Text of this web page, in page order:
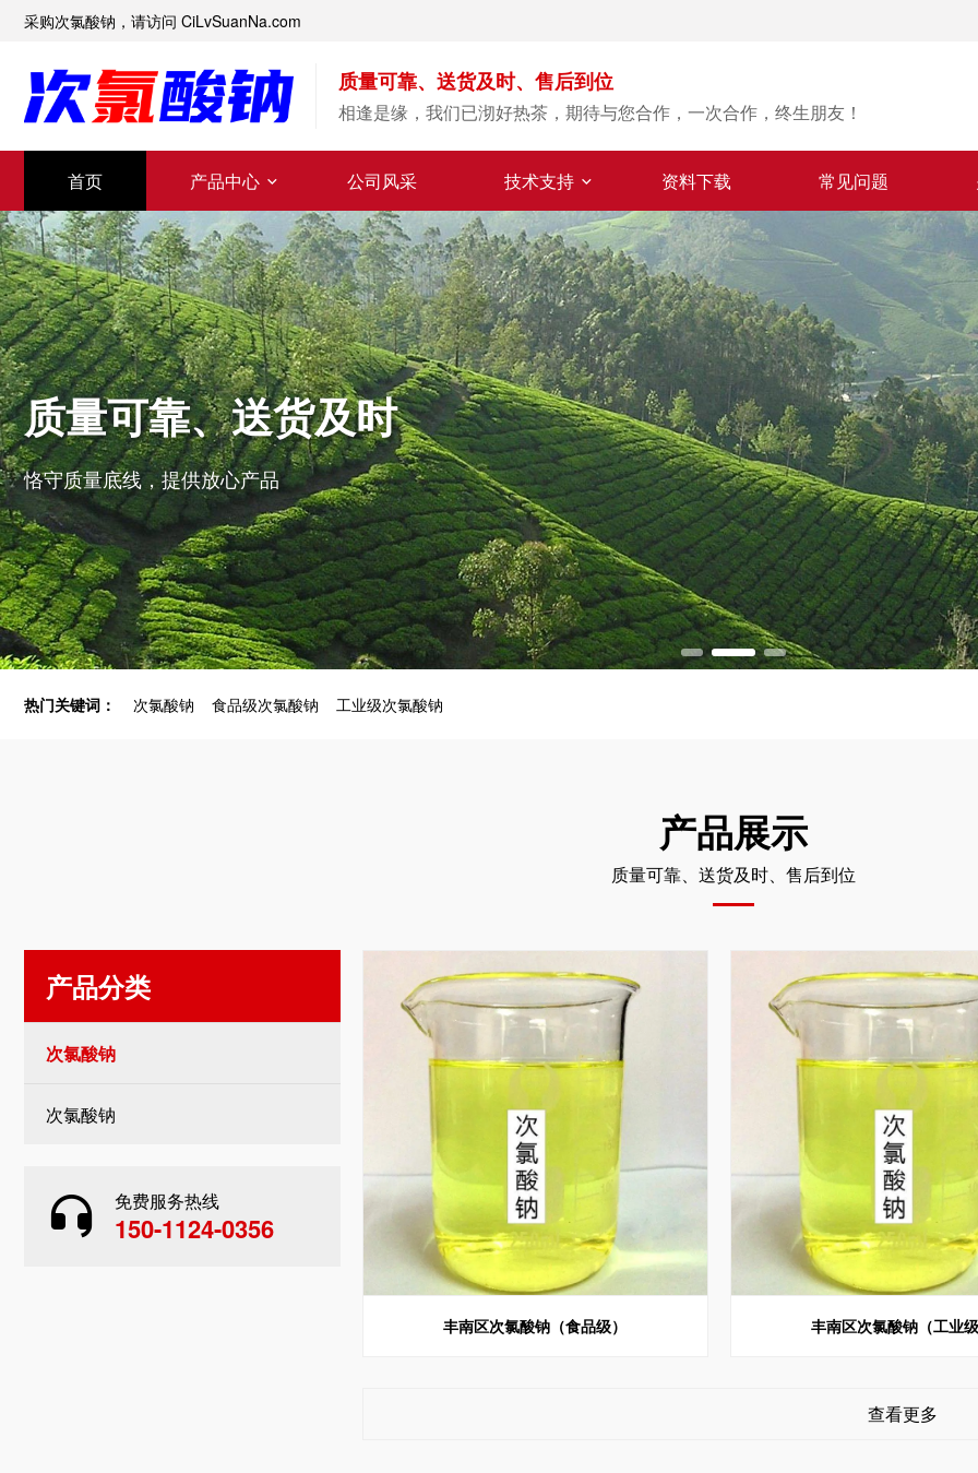
采购次氯酸钠，请访问 CiLvSuanNa.com
质量可靠、送货及时、售后到位
相逢是缘，我们已沏好热茶，期待与您合作，一次合作，终生朋友！
首页 产品中心 公司风采 技术支持 资料下载 常见问题
质量可靠、送货及时
恪守质量底线，提供放心产品
热门关键词： 次氯酸钠 食品级次氯酸钠 工业级次氯酸钠
产品展示
质量可靠、送货及时、售后到位
产品分类
次氯酸钠
次氯酸钠
免费服务热线
150-1124-0356
丰南区次氯酸钠（食品级） 丰南区次氯酸钠（工业
查看更多